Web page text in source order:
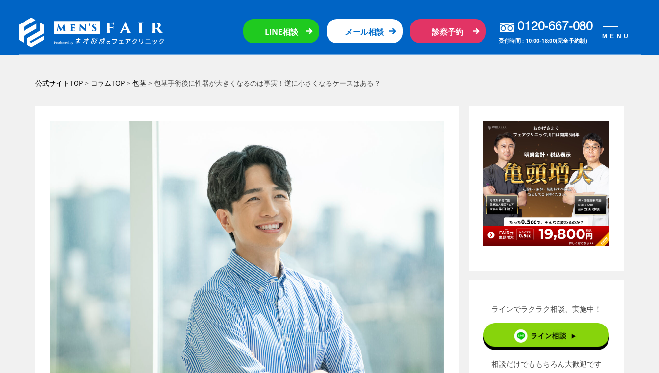
LINE相談 メール相談 診察予約 0120-667-080
受付時間 : 10:00-18:00(完全予約制)
MENU
公式サイトTOP > コラムTOP > 包茎 > 包茎手術後に性器が大きくなるのは事実！逆に小さくなるケースはある？
ラインでラクラク相談、実施中！
相談だけでももちろん大歓迎です